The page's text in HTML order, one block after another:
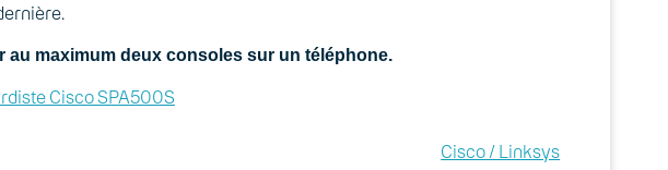
au maximum deux consoles sur un téléphone.
Cisco SPA500S
Cisco / Linksys